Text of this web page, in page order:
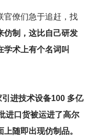
官僚们急于追赶，找
仿制，这比自己研发
学术上有个名词叫
进技术设备100 多亿
进口货被运进了高尔
随即出现仿制品。